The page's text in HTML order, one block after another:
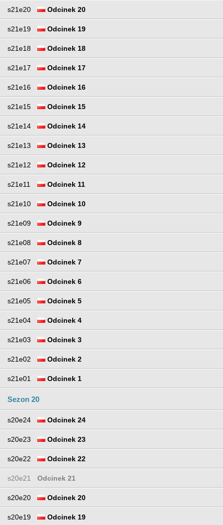
s21e20 Odcinek 20
s21e19 Odcinek 19
s21e18 Odcinek 18
s21e17 Odcinek 17
s21e16 Odcinek 16
s21e15 Odcinek 15
s21e14 Odcinek 14
s21e13 Odcinek 13
s21e12 Odcinek 12
s21e11 Odcinek 11
s21e10 Odcinek 10
s21e09 Odcinek 9
s21e08 Odcinek 8
s21e07 Odcinek 7
s21e06 Odcinek 6
s21e05 Odcinek 5
s21e04 Odcinek 4
s21e03 Odcinek 3
s21e02 Odcinek 2
s21e01 Odcinek 1
Sezon 20
s20e24 Odcinek 24
s20e23 Odcinek 23
s20e22 Odcinek 22
s20e21 Odcinek 21
s20e20 Odcinek 20
s20e19 Odcinek 19